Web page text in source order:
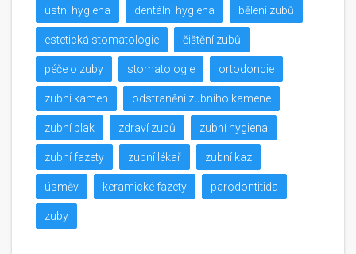
ústní hygiena dentální hygiena bělení zubů
estetická stomatologie čištění zubů
péče o zuby stomatologie ortodoncie
zubní kámen odstranění zubního kamene
zubní plak zdraví zubů zubní hygiena
zubní fazety zubní lékař zubní kaz
úsměv keramické fazety parodontitida
zuby